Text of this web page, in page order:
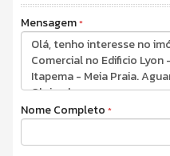
Mensagem
Nome Completo